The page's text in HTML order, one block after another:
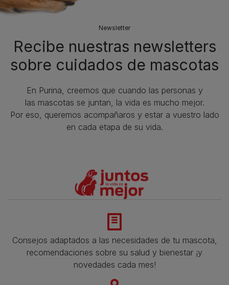
Newsletter
Recibe nuestras newsletters
sobre cuidados de mascotas​
En Purina, creemos que cuando las personas y
las mascotas se juntan, la vida es mucho mejor.
Por eso, queremos acompañaros y estar a vuestro lado
en cada etapa de su vida.​
Consejos adaptados a las necesidades de tu mascota,
recomendaciones sobre su salud y bienestar ¡y
novedades cada mes!